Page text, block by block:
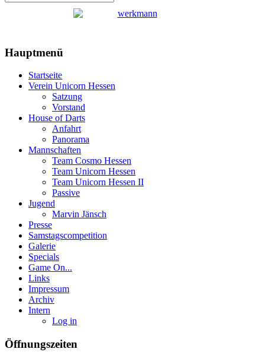
Hauptmenü
Startseite
Verein Unicorn Hessen
Satzung
Vorstand
House of Darts
Anfahrt
Panorama
Mannschaften
Team Cosmo Hessen
Team Unicorn Hessen
Team Unicorn Hessen II
Passive
Jugend
Marvin Jänsch
Presse
Samstagscompetition
Galerie
Specials
Game On...
Links
Impressum
Archiv
Intern
Log in
Öffnungszeiten